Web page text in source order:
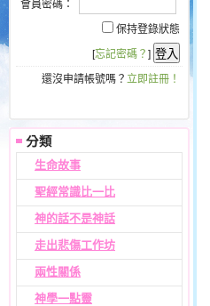
會員密碼：
保持登錄狀態
[忘記密碼？ ]
還沒申請帳號嗎？ 立即註冊！
生命故事
聖經常識比一比
神的話不是神話
走出悲傷工作坊
兩性關係
神學一點靈